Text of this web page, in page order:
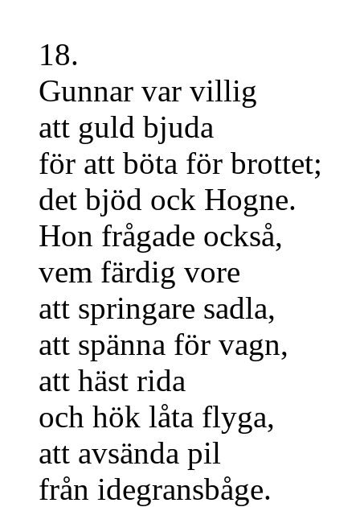
18.
Gunnar var villig
att guld bjuda
för att böta för brottet;
det bjöd ock Hogne.
Hon frågade också,
vem färdig vore
att springare sadla,
att spänna för vagn,
att häst rida
och hök låta flyga,
att avsända pil
från idegransbåge.